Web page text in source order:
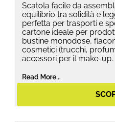
Scatola facile da
equilibrio tra solidità e
perfetta per trasporti e
cartone ideale per
bustine monodose,
cosmetici (trucchi,
accessori per il make-up.
Read More...